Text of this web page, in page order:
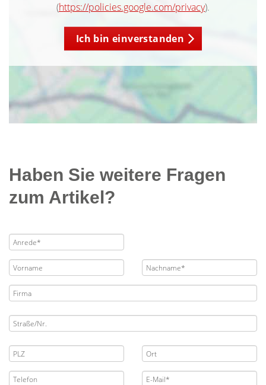
(https://policies.google.com/privacy).
Ich bin einverstanden
Haben Sie weitere Fragen
zum Artikel?